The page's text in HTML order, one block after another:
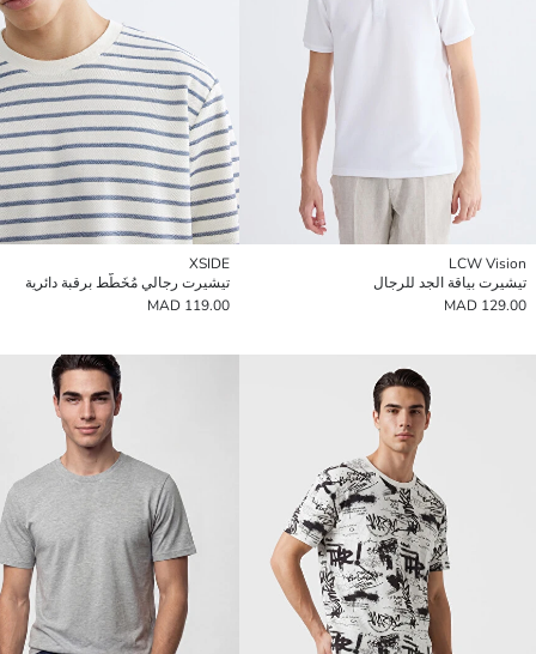
LCW Vision
تيشيرت بياقة الجد للرجال
129.00 MAD
XSIDE
تيشيرت رجالي مُخَطَّط برقبة دائرية
119.00 MAD